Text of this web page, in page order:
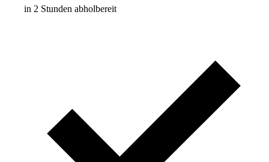
in 2 Stunden abholbereit